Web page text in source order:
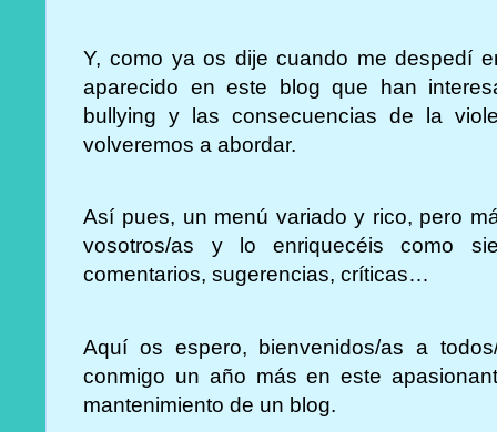
Y, como ya os dije cuando me despedí
aparecido en este blog que han
bullying y las consecuencias de la
volveremos a abordar.
Así pues, un menú variado y rico, pero
vosotros/as y lo enriquecéis como
comentarios, sugerencias, críticas…
Aquí os espero, bienvenidos/as a
conmigo un año más en este
mantenimiento de un blog.